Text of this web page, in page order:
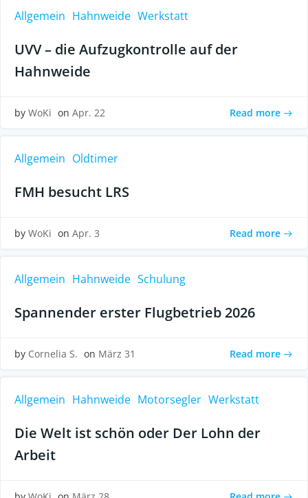
Allgemein Hahnweide Werkstatt
UVV – die Aufzugkontrolle auf der
Hahnweide
by WoKi on Apr. 22 Read more
Allgemein Oldtimer
FMH besucht LRS
by WoKi on Apr. 3 Read more
Allgemein Hahnweide Schulung
Spannender erster Flugbetrieb 2026
by Cornelia S. on März 31 Read more
Allgemein Hahnweide Motorsegler Werkstatt
Die Welt ist schön oder Der Lohn der
Arbeit